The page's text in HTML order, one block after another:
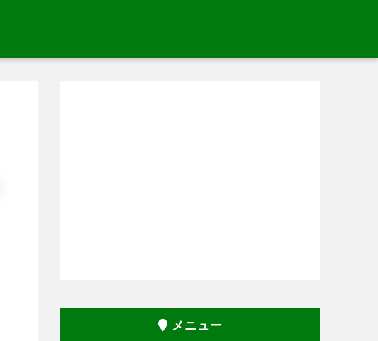
メニュー